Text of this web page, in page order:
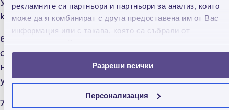
рекламните си партньори и партньори за анализ, които
може да я комбинират с друга предоставена им от Вас
информация или с такава, която са събрали от
Разреши всички
Персонализация
Участника в договора за потребителски
кредит, сключен с Организатора.
6.5. Организаторът няма задължението да
осъществява кореспонденция, свързана с
непечелившите Участници, в това число да ги
уведомява за факта, че не са спечелили.
7. Получаване на Наградата: